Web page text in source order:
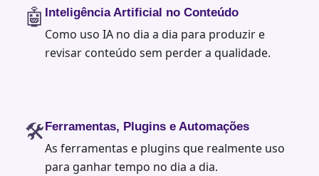
🤖 Inteligência Artificial no Conteúdo
Como uso IA no dia a dia para produzir e
revisar conteúdo sem perder a qualidade.
🛠️ Ferramentas, Plugins e Automações
As ferramentas e plugins que realmente uso
para ganhar tempo no dia a dia.